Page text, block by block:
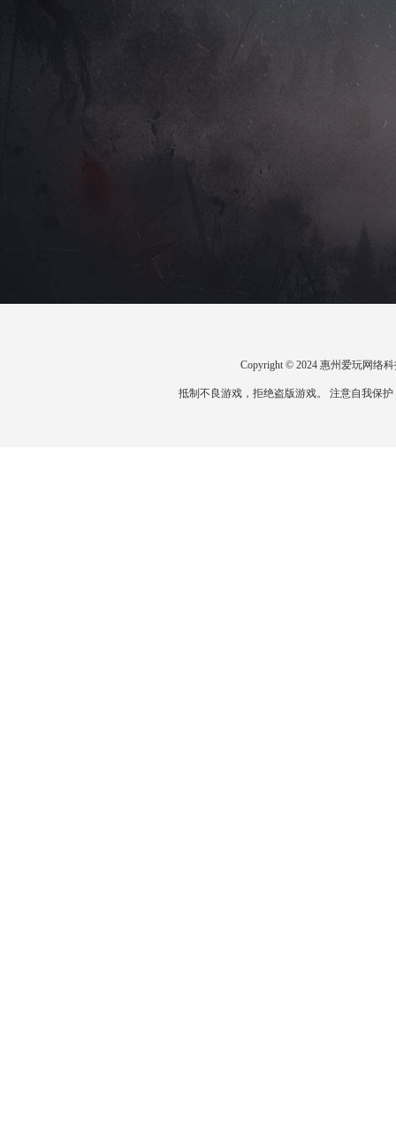
Copyright © 2024 惠州爱玩网络
抵制不良游戏，拒绝盗版游戏。 注意自我保